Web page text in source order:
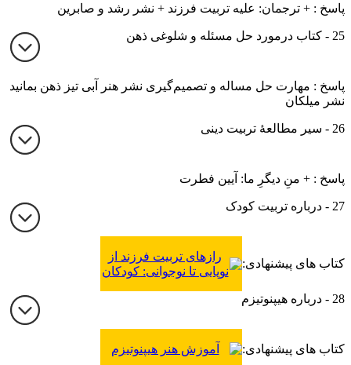
پاسخ : + ترجمان: علیه تربیت فرزند + نشر رشد و صابرین
25 - کتاب درمورد حل مسئله و شلوغی ذهن
پاسخ : مهارت حل مساله و تصمیم‌گیری نشر هنر آبی تیز ذهن بمانید
نشر میلکان
26 - سیر مطالعۀ تربیت دینی
پاسخ : + منِ دیگرِ ما: آیین فطرت
27 - درباره تربیت کودک
کتاب های پیشنهادی:
رازهای تربیت فرزند از
نوپایی تا نوجوانی: کودکان
28 - درباره هیپنوتیزم
کتاب های پیشنهادی: آموزش هنر هیپنوتیزم